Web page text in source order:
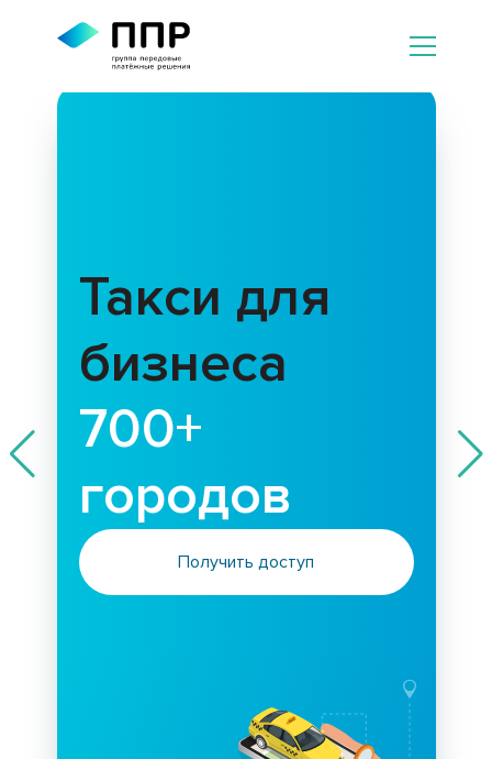
Такси для
бизнеса
700+
городов
Получить доступ